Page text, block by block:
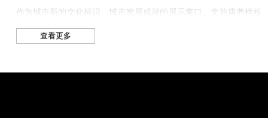
言推动古建文化走出历史、融入当下，在感受有创新、有故事的文
作为特别献礼，UCCA Lab携手独家内容合作平台看理想App，于
作为城市新的文化标识、城市发展成就的展示窗口、文旅康养样板
“人民城市人民建，人民城市为人民”的理念，致力于提供高水平公
欢、市场认可、政府满意的新时代高质量公共服务场馆。
查看更多